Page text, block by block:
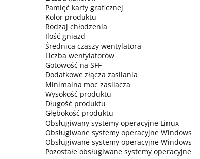
Pamięć karty graficznej
Kolor produktu
Rodzaj chłodzenia
Ilość gniazd
Średnica czaszy wentylatora
Liczba wentylatorów
Gotowość na SFF
Dodatkowe złącza zasilania
Minimalna moc zasilacza
Wysokość produktu
Długość produktu
Głębokość produktu
Obsługiwany systemy operacyjne Linux
Obsługiwane systemy operacyjne Windows
Obsługiwane systemy operacyjne Windows
Pozostałe obsługiwane systemy operacyjne